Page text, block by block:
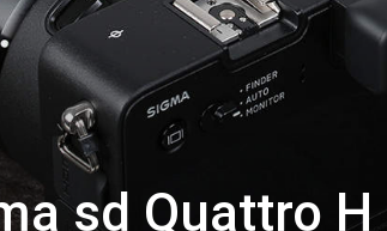
sd Quattro H